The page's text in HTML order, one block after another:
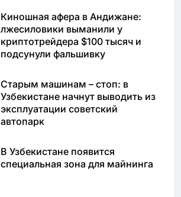
Киношная афера в Андижане:
лжесиловики выманили у
криптотрейдера $100 тысяч и
подсунули фальшивку
Старым машинам – стоп: в
Узбекистане начнут выводить из
эксплуатации советский
автопарк
В Узбекистане появится
специальная зона для майнинга